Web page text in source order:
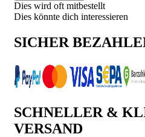
Dies wird oft mitbestellt
Dies könnte dich interessieren
SICHER
SCHNELLER &
VERSAND